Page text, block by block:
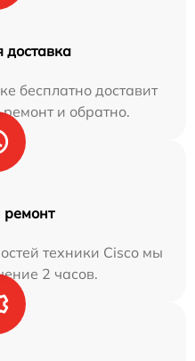
доставка
бесплатно доставит
и обратно.
техники Cisco мы
2 часов.